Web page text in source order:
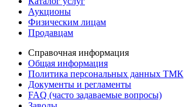
Аукционы
Физическим лицам
Продавцам
Справочная информация
Общая информация
Политика персональных данных ТМК
Документы и регламенты
FAQ (часто задаваемые вопросы)